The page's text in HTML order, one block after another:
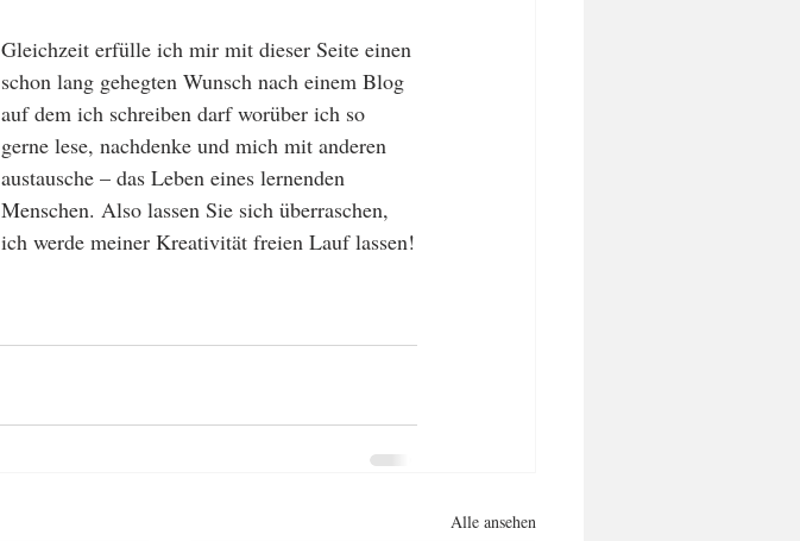
Gleichzeit erfülle ich mir mit dieser Seite einen
schon lang gehegten Wunsch nach einem Blog
auf dem ich schreiben darf worüber ich so
gerne lese, nachdenke und mich mit anderen
austausche – das Leben eines lernenden
Menschen. Also lassen Sie sich überraschen,
ich werde meiner Kreativität freien Lauf lassen!
Alle ansehen